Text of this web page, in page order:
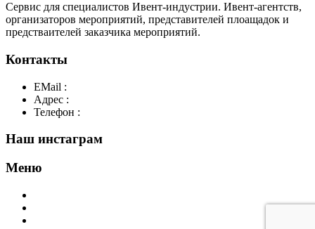
Сервис для специалистов Ивент-индустрии. Ивент-агентств,
организаторов мероприятий, представителей плоащадок и
предстваителей заказчика мероприятий.
Контакты
EMail :
Адрес :
Телефон :
Наш инстаграм
Меню